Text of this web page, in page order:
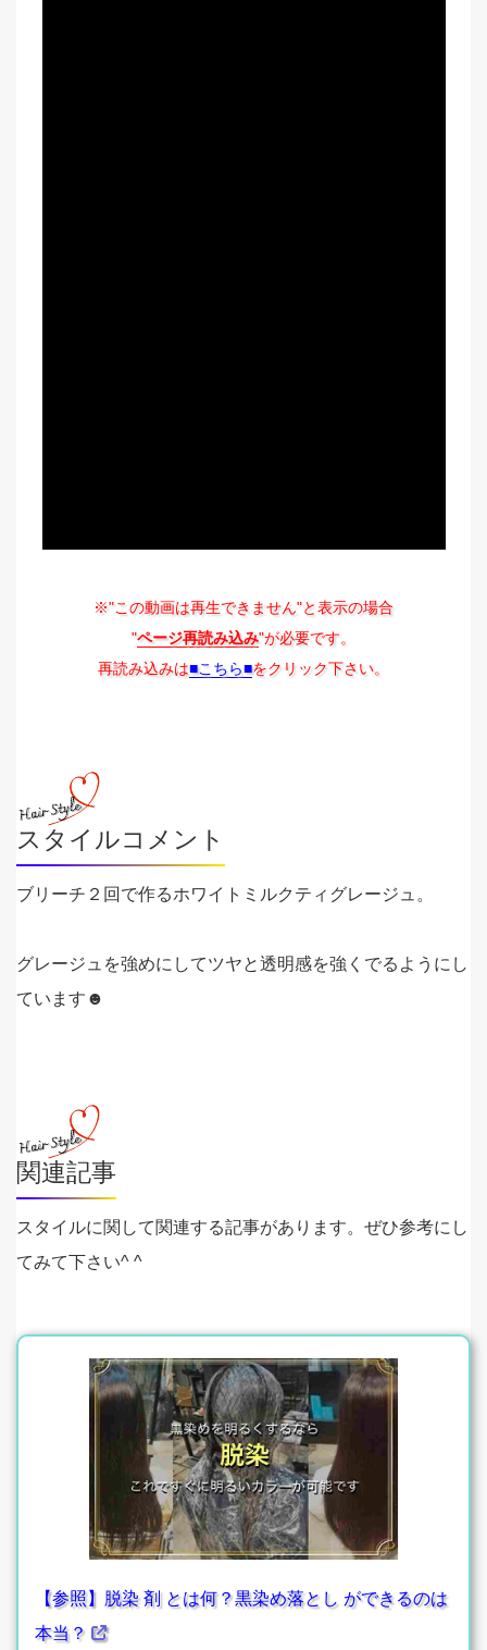
※"この動画は再生できません"と表示の場合
"ページ再読み込み"が必要です。
再読み込みは■こちら■をクリック下さい。
スタイルコメント
ブリーチ２回で作るホワイトミルクティグレージュ。
グレージュを強めにしてツヤと透明感を強くでるようにし
ています☻
関連記事
スタイルに関して関連する記事があります。ぜひ参考にし
てみて下さい^ ^
【参照】脱染 剤 とは何？黒染め落とし ができるのは
本当？